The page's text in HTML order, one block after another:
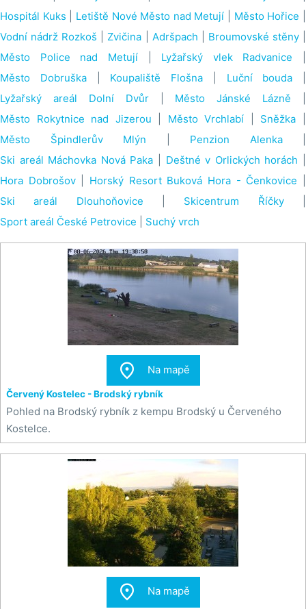
Hospitál Kuks
Letiště Nové Město nad Metují Město Hořice
Vodní nádrž Rozkoš |Zvičina Adršpach Broumovské stěny|
Město Police nad Metují| Lyžařský vlek Radvanice
Město Dobruška| Koupaliště Flošna Luční bouda
Lyžařský areál Dolní Dvůr| Město Jánské Lázně
Město Rokytnice nad Jizerou
Město Vrchlabí Sněžka
Město Špindlerův Mlýn
Penzion Alenka|
Ski areál Máchovka Nová Paka
Deštné v Orlických horách
Hora Dobrošov| Horský Resort Buková Hora - Čenkovice
Ski areál Dlouhoňovice
Skicentrum Říčky|
Sport areál České Petrovice
Suchý vrch
 Na mapě
Červený Kostelec - Brodský rybník
Pohled na Brodský rybník z kempu Brodský u Červeného
Kostelce.
 Na mapě